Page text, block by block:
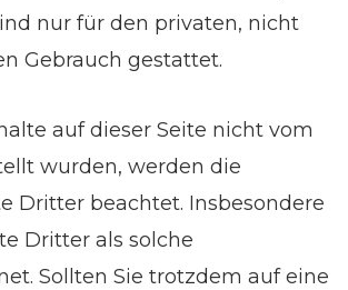
nur für den privaten, nicht
Gebrauch gestattet.
auf dieser Seite nicht vom
wurden, werden die
Dritter beachtet. Insbesondere
Dritter als solche
Sollten Sie trotzdem auf eine